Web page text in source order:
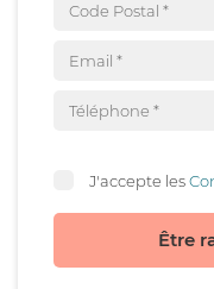
J'accepte les
Être